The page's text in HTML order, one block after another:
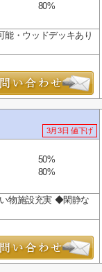
80%
・ウッドデッキあり
3月3日 値下げ
50%
80%
物施設充実 ◆閑静な